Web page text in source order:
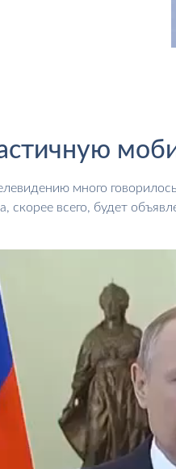
много
скорее всего, будет